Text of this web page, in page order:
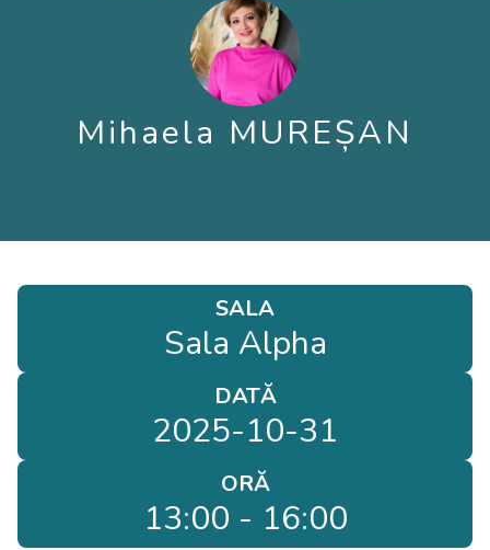
Mihaela MUREȘAN
SALA
Sala Alpha
DATĂ
2025-10-31
ORĂ
13:00 - 16:00